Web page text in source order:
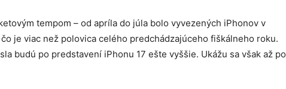
tempom – od apríla do júla bolo vyvezených iPhonov v
čo je viac než polovica celého predchádzajúceho fiškálneho roku.
budú po predstavení iPhonu 17 ešte vyššie. Ukážu sa však až po